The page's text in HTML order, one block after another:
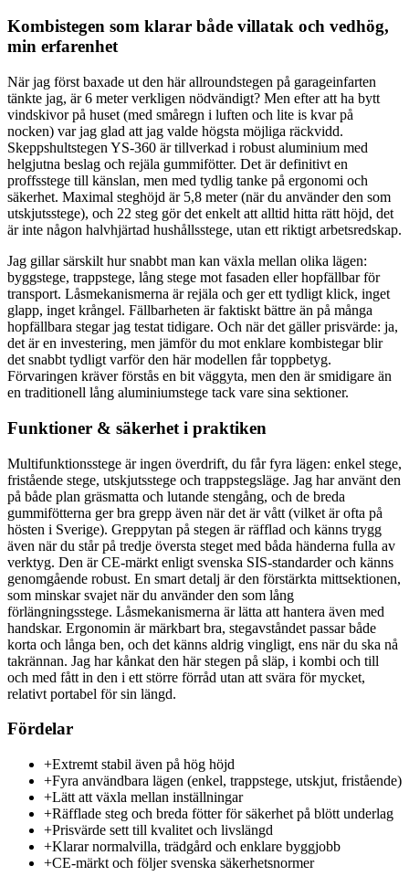
Kombistegen som klarar både villatak och vedhög,
min erfarenhet
När jag först baxade ut den här allroundstegen på garageinfarten
tänkte jag, är 6 meter verkligen nödvändigt? Men efter att ha bytt
vindskivor på huset (med småregn i luften och lite is kvar på
nocken) var jag glad att jag valde högsta möjliga räckvidd.
Skeppshultstegen YS-360 är tillverkad i robust aluminium med
helgjutna beslag och rejäla gummifötter. Det är definitivt en
proffsstege till känslan, men med tydlig tanke på ergonomi och
säkerhet. Maximal steghöjd är 5,8 meter (när du använder den som
utskjutsstege), och 22 steg gör det enkelt att alltid hitta rätt höjd, det
är inte någon halvhjärtad hushållsstege, utan ett riktigt arbetsredskap.
Jag gillar särskilt hur snabbt man kan växla mellan olika lägen:
byggstege, trappstege, lång stege mot fasaden eller hopfällbar för
transport. Låsmekanismerna är rejäla och ger ett tydligt klick, inget
glapp, inget krångel. Fällbarheten är faktiskt bättre än på många
hopfällbara stegar jag testat tidigare. Och när det gäller prisvärde: ja,
det är en investering, men jämför du mot enklare kombistegar blir
det snabbt tydligt varför den här modellen får toppbetyg.
Förvaringen kräver förstås en bit väggyta, men den är smidigare än
en traditionell lång aluminiumstege tack vare sina sektioner.
Funktioner & säkerhet i praktiken
Multifunktionsstege är ingen överdrift, du får fyra lägen: enkel stege,
fristående stege, utskjutsstege och trappstegsläge. Jag har använt den
på både plan gräsmatta och lutande stengång, och de breda
gummifötterna ger bra grepp även när det är vått (vilket är ofta på
hösten i Sverige). Greppytan på stegen är räfflad och känns trygg
även när du står på tredje översta steget med båda händerna fulla av
verktyg. Den är CE-märkt enligt svenska SIS-standarder och känns
genomgående robust. En smart detalj är den förstärkta mittsektionen,
som minskar svajet när du använder den som lång
förlängningsstege. Låsmekanismerna är lätta att hantera även med
handskar. Ergonomin är märkbart bra, stegavståndet passar både
korta och långa ben, och det känns aldrig vingligt, ens när du ska nå
takrännan. Jag har kånkat den här stegen på släp, i kombi och till
och med fått in den i ett större förråd utan att svära för mycket,
relativt portabel för sin längd.
Fördelar
+Extremt stabil även på hög höjd
+Fyra användbara lägen (enkel, trappstege, utskjut, fristående)
+Lätt att växla mellan inställningar
+Räfflade steg och breda fötter för säkerhet på blött underlag
+Prisvärde sett till kvalitet och livslängd
+Klarar normalvilla, trädgård och enklare byggjobb
+CE-märkt och följer svenska säkerhetsnormer